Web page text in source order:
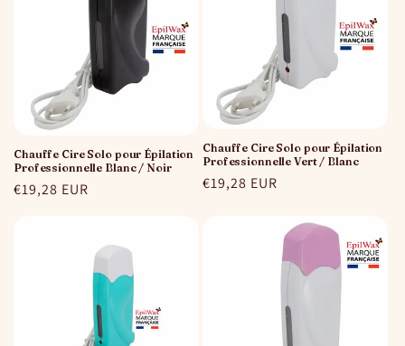
Chauffe Cire Solo pour Épilation
Professionnelle Blanc / Noir
Prix
€19,28 EUR
Chauffe Cire Solo pour Épilation
Professionnelle Vert / Blanc
Prix
€19,28 EUR